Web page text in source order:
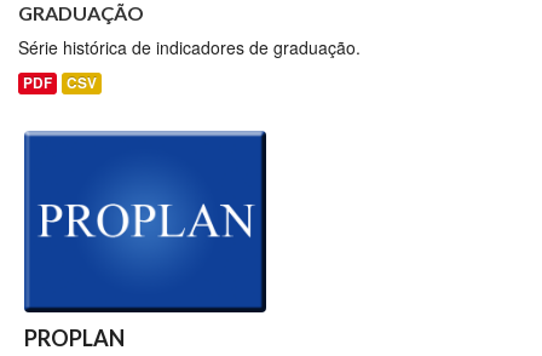
GRADUAÇÃO
Série histórica de indicadores de graduação.
PDF CSV
PROPLAN